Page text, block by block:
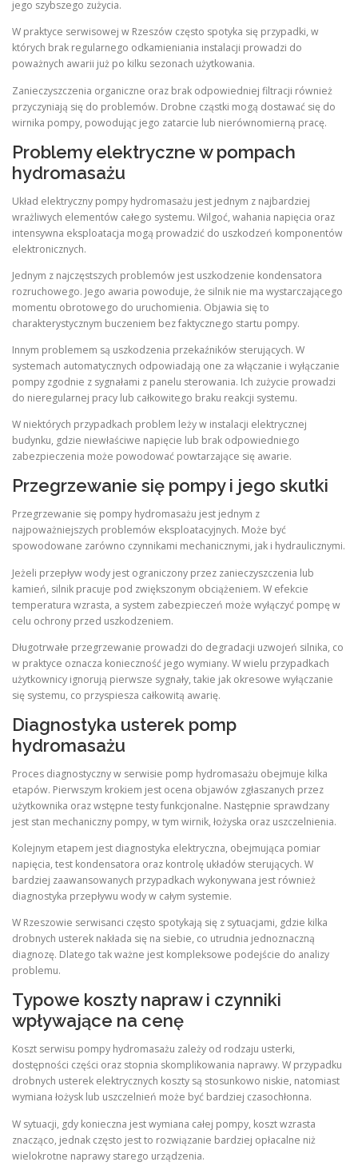
jego szybszego zużycia.
W praktyce serwisowej w Rzeszów często spotyka się przypadki, w
których brak regularnego odkamieniania instalacji prowadzi do
poważnych awarii już po kilku sezonach użytkowania.
Zanieczyszczenia organiczne oraz brak odpowiedniej filtracji również
przyczyniają się do problemów. Drobne cząstki mogą dostawać się do
wirnika pompy, powodując jego zatarcie lub nierównomierną pracę.
Problemy elektryczne w pompach
hydromasażu
Układ elektryczny pompy hydromasażu jest jednym z najbardziej
wrażliwych elementów całego systemu. Wilgoć, wahania napięcia oraz
intensywna eksploatacja mogą prowadzić do uszkodzeń komponentów
elektronicznych.
Jednym z najczęstszych problemów jest uszkodzenie kondensatora
rozruchowego. Jego awaria powoduje, że silnik nie ma wystarczającego
momentu obrotowego do uruchomienia. Objawia się to
charakterystycznym buczeniem bez faktycznego startu pompy.
Innym problemem są uszkodzenia przekaźników sterujących. W
systemach automatycznych odpowiadają one za włączanie i wyłączanie
pompy zgodnie z sygnałami z panelu sterowania. Ich zużycie prowadzi
do nieregularnej pracy lub całkowitego braku reakcji systemu.
W niektórych przypadkach problem leży w instalacji elektrycznej
budynku, gdzie niewłaściwe napięcie lub brak odpowiedniego
zabezpieczenia może powodować powtarzające się awarie.
Przegrzewanie się pompy i jego skutki
Przegrzewanie się pompy hydromasażu jest jednym z
najpoważniejszych problemów eksploatacyjnych. Może być
spowodowane zarówno czynnikami mechanicznymi, jak i hydraulicznymi.
Jeżeli przepływ wody jest ograniczony przez zanieczyszczenia lub
kamień, silnik pracuje pod zwiększonym obciążeniem. W efekcie
temperatura wzrasta, a system zabezpieczeń może wyłączyć pompę w
celu ochrony przed uszkodzeniem.
Długotrwałe przegrzewanie prowadzi do degradacji uzwojeń silnika, co
w praktyce oznacza konieczność jego wymiany. W wielu przypadkach
użytkownicy ignorują pierwsze sygnały, takie jak okresowe wyłączanie
się systemu, co przyspiesza całkowitą awarię.
Diagnostyka usterek pomp
hydromasażu
Proces diagnostyczny w serwisie pomp hydromasażu obejmuje kilka
etapów. Pierwszym krokiem jest ocena objawów zgłaszanych przez
użytkownika oraz wstępne testy funkcjonalne. Następnie sprawdzany
jest stan mechaniczny pompy, w tym wirnik, łożyska oraz uszczelnienia.
Kolejnym etapem jest diagnostyka elektryczna, obejmująca pomiar
napięcia, test kondensatora oraz kontrolę układów sterujących. W
bardziej zaawansowanych przypadkach wykonywana jest również
diagnostyka przepływu wody w całym systemie.
W Rzeszowie serwisanci często spotykają się z sytuacjami, gdzie kilka
drobnych usterek nakłada się na siebie, co utrudnia jednoznaczną
diagnozę. Dlatego tak ważne jest kompleksowe podejście do analizy
problemu.
Typowe koszty napraw i czynniki
wpływające na cenę
Koszt serwisu pompy hydromasażu zależy od rodzaju usterki,
dostępności części oraz stopnia skomplikowania naprawy. W przypadku
drobnych usterek elektrycznych koszty są stosunkowo niskie, natomiast
wymiana łożysk lub uszczelnień może być bardziej czasochłonna.
W sytuacji, gdy konieczna jest wymiana całej pompy, koszt wzrasta
znacząco, jednak często jest to rozwiązanie bardziej opłacalne niż
wielokrotne naprawy starego urządzenia.